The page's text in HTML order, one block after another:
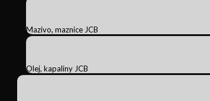
Mazivo, maznice JCB
Olej, kapaliny JCB